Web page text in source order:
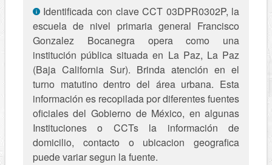
Identificada con clave CCT 03DPR0302P, la
escuela de nivel primaria general Francisco
Gonzalez Bocanegra opera como una
institución pública situada en La Paz, La Paz
(Baja California Sur). Brinda atención en el
turno matutino dentro del área urbana. Esta
información es recopilada por diferentes fuentes
oficiales del Gobierno de México, en algunas
Instituciones o CCTs la información de
domicilio, contacto o ubicacion geografica
puede variar segun la fuente.